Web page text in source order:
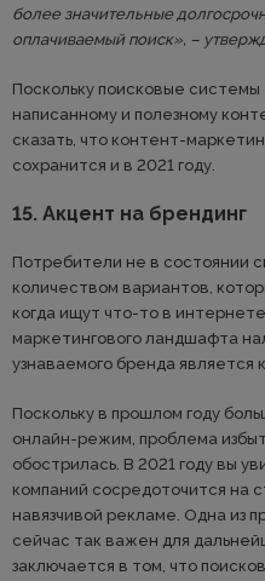
более значительные
оплачиваемый поиск», –
Поскольку поисковые
написанному и полезному
сказать, что контент-
сохранится и в 2021 году.
15. Акцент на брендинг
Потребители не в состоянии
количеством вариантов,
когда ищут что-то в
маркетингового ландшафта
узнаваемого бренда
Поскольку в прошлом году
онлайн-режим, проблема
обострилась. В 2021 году вы
компаний сосредоточится на
навязчивой рекламе. Одна из
сейчас так важен для
заключается в том, что